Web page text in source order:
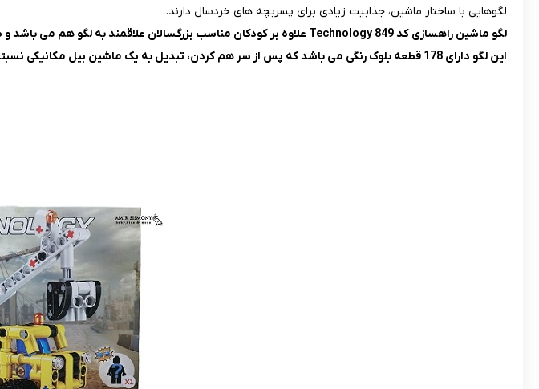
لگوهایی با ساختار ماشین، جذابیت زیادی برای پسربچه های خردسال دارند.
لگو ماشین راهسازی کد 849 Technology علاوه بر کودکان مناسب بزرگسالان علاقمند به لگو هم می باشد و طراحی بسیارخاص و زیبایی دارد.
این لگو دارای 178 قطعه بلوک رنگی می باشد که پس از سر هم کردن، تبدیل به یک ماشین بیل مکانیکی نسبتا بزرگ می شود.